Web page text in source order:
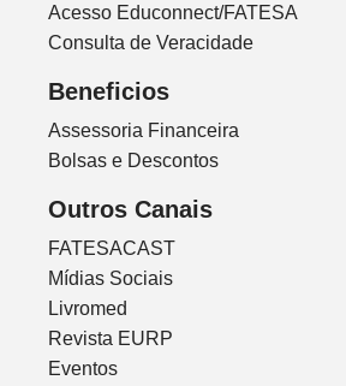
Acesso Educonnect/FATESA
Consulta de Veracidade
Beneficios
Assessoria Financeira
Bolsas e Descontos
Outros Canais
FATESACAST
Mídias Sociais
Livromed
Revista EURP
Eventos